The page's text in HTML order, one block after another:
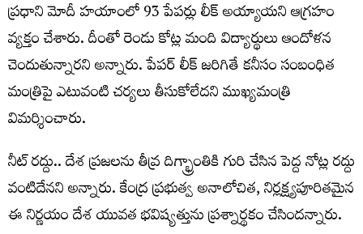
ప్ర‌ధాని మోదీ హ‌యాంలో 93 పేప‌ర్లు లీక్ అయ్యాయని ఆగ్ర‌హం
వ్య‌క్తం చేశారు. దీంతో రెండు కోట్ల మంది విద్యార్థులు ఆందోళన
చెందుతున్నారని అన్నారు. పేప‌ర్ లీక్ జ‌రిగితే కనీసం సంబంధిత
మంత్రిపై ఎటువంటి చ‌ర్య‌లు తీసుకోలేదని ముఖ్య‌మంత్రి
విమర్శించారు.
నీట్ రద్దు.. దేశ ప్రజలను తీవ్ర దిగ్భ్రాంతికి గురి చేసిన పెద్ద నోట్ల రద్దు
వంటిదేన‌ని అన్నారు. కేంద్ర ప్ర‌భుత్వ అనాలోచిత, నిర్లక్ష్యపూరితమైన
ఈ నిర్ణయం దేశ యువత భవిష్యత్తును ప్రశ్నార్థకం చేసింద‌న్నారు.